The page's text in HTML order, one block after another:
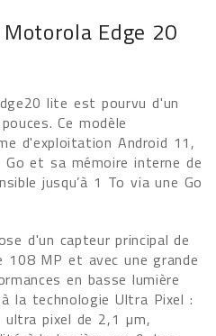
Edge 20
lite est pourvu d'un
Ce modèle
d'exploitation Android 11,
et sa mémoire interne de
jusqu’à 1 To via une Go
d'un capteur principal de
MP et avec une grande
en basse lumière
la technologie Ultra Pixel :
ultra pixel de 2,1 µm,